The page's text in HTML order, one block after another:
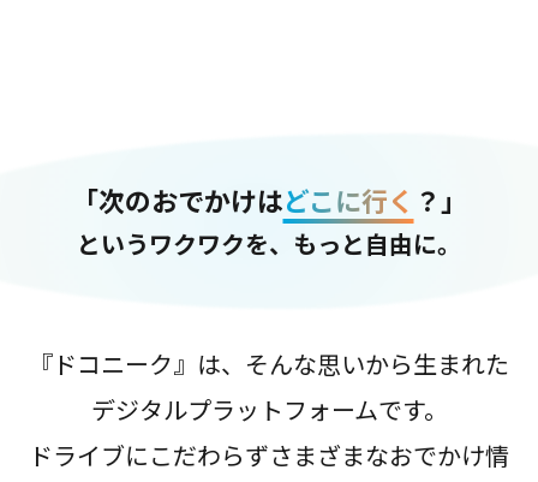
「次のおでかけはどこに行く ？」
というワクワクを、もっと自由に。
『ドコニーク』は、そんな思いから生まれた
デジタルプラットフォームです。
ドライブにこだわらずさまざまなおでかけ情